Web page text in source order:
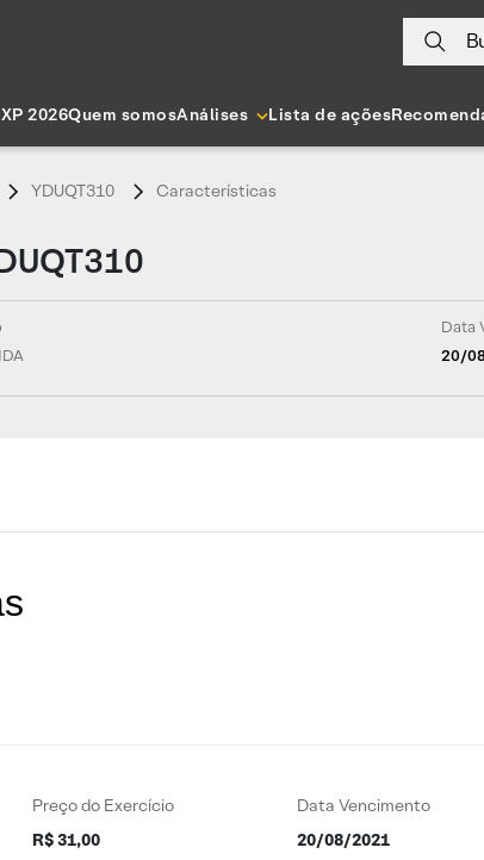
2026Quem somosAnálises Lista de ações
YDUQT310 Características
Data
20/
Preço do Exercício
R$ 31,00
Data Vencimento
20/08/2021